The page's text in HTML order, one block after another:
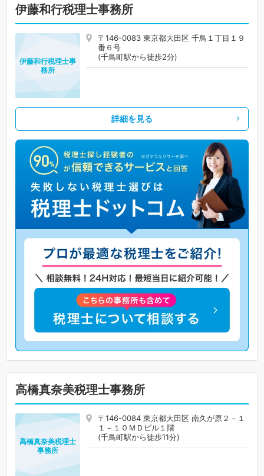
伊藤和行税理士事務所
〒146-0083 東京都大田区 千鳥１丁目１９
番６号
(千鳥町駅から徒歩2分)
伊藤和行税理士事
務所
詳細を見る
高橋真奈美税理士事務所
〒146-0084 東京都大田区 南久が原２－１
１－１０ＭＤビル１階
(千鳥町駅から徒歩11分)
高橋真奈美税理士
事務所